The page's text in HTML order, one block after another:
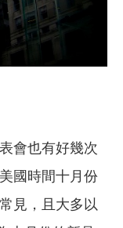
會也有好幾次
國時間十月份
見，且大多以